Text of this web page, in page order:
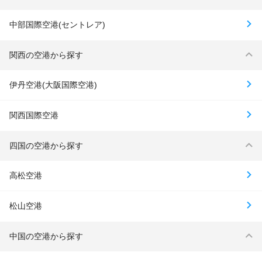
中部国際空港(セントレア)
関西の空港から探す
伊丹空港(大阪国際空港)
関西国際空港
四国の空港から探す
高松空港
松山空港
中国の空港から探す